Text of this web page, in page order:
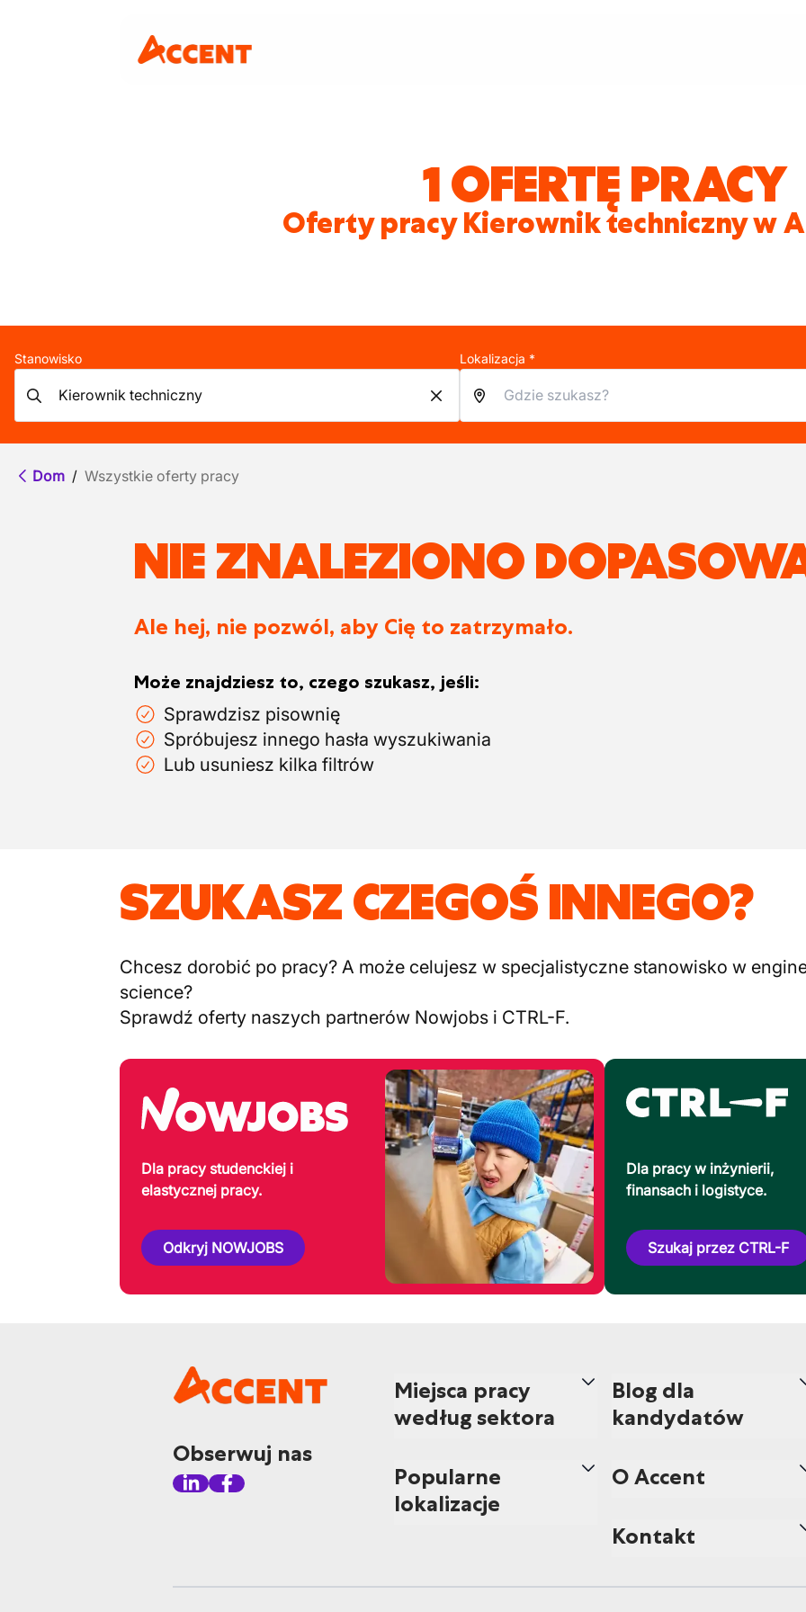
1 OFERTĘ PRACY
Oferty pracy Kierownik techniczny w
Stanowisko Lokalizacja *
Dom / Wszystkie oferty pracy
NIE ZNALEZIONO
Ale hej, nie pozwól, aby Cię to zatrzymało.
Może znajdziesz to, czego szukasz, jeśli:
Sprawdzisz pisownię
Spróbujesz innego hasła wyszukiwania
Lub usuniesz kilka filtrów
SZUKASZ CZEGOŚ INNEGO?
Chcesz dorobić po pracy? A może celujesz w specjalistyczne stanowisko w
science?
Sprawdź oferty naszych partnerów Nowjobs i CTRL-F.
Dla pracy studenckiej i
elastycznej pracy.
Odkryj NOWJOBS
Dla pracy w inżynierii,
finansach i logistyce.
Szukaj przez CTRL-F
Obserwuj nas
Miejsca pracy
według sektora
Popularne
lokalizacje
Blog dla
kandydatów
O Accent
Kontakt